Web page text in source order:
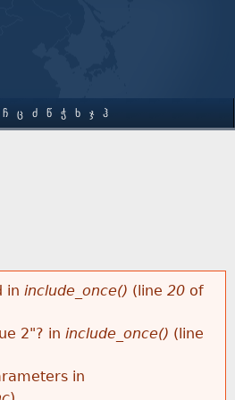
in include_once() (line 20of
2"? in include_once() (line
in
Ჩ Ც Ძ Წ Ჭ Ხ Ჯ Ჰ